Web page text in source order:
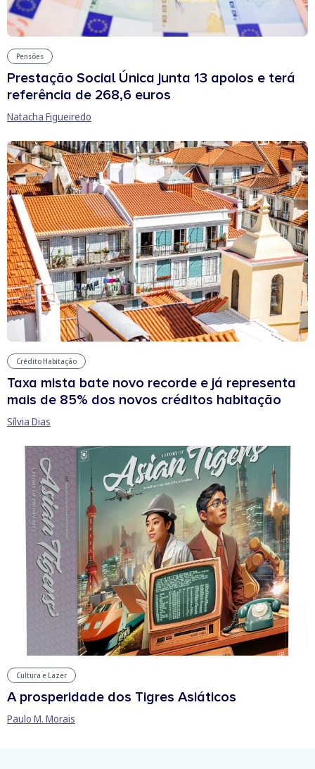
Pensões
Prestação Social Única junta 13 apoios e terá
referência de 268,6 euros
Natacha Figueiredo
Crédito Habitação
Taxa mista bate novo recorde e já representa
mais de 85% dos novos créditos habitação
Sílvia Dias
Cultura e Lazer
A prosperidade dos Tigres Asiáticos
Paulo M. Morais